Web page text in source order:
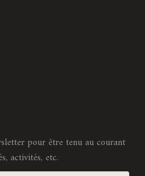
pour être tenu au courant
activités, etc.